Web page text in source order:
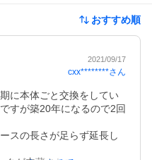
おすすめ順
2021/09/17
cxx********さん
に本体ごと交換をしてい
すが築20年になるので2回
スの長さが足らず延長し